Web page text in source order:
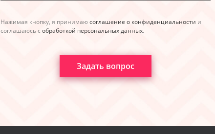
Нажимая кнопку, я принимаюсоглашение о конфиденциальности и
соглашаюсь с обработкой персональных данных.
Задать вопрос